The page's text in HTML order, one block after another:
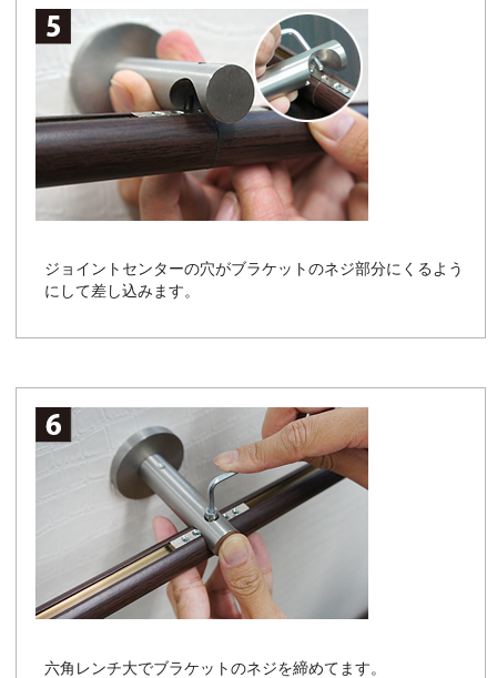
ジョイントセンターの穴がブラケットのネジ部分にくるよう
にして差し込みます。
六角レンチ大でブラケットのネジを締めてます。